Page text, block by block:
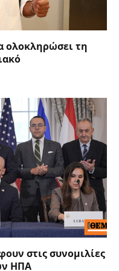
ολοκληρώσει τη
στις συνομιλίες
ΗΠΑ